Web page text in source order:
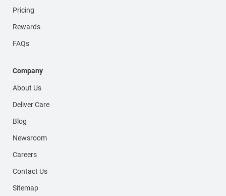
Pricing
Rewards
FAQs
Company
About Us
Deliver Care
Blog
Newsroom
Careers
Contact Us
Sitemap